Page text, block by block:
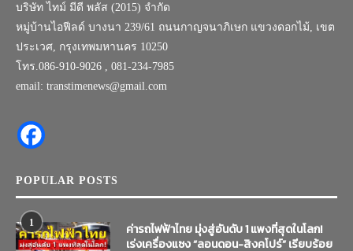
บริษัท ไทม์ มีดี พลัส (2015) จำกัด
หมู่บ้านไอฟีลด์ บางนา 239/61 ถนนกาญจนาภิเษก แขวงดอกไม้, เขต
ประเวศ, กรุงเทพมหานคร 10250
โทร.086-910-9026 , 081-234-7985
email: transtimenews@gmail.com
POPULAR POSTS
1
ค่ารถไฟฟ้าไทย มุ่งสู่อันดับ 1 แพงที่สุดในโลก!
เร่งเครื่องแซง “ลอนดอน-สิงคโปร์” เรียบร้อย